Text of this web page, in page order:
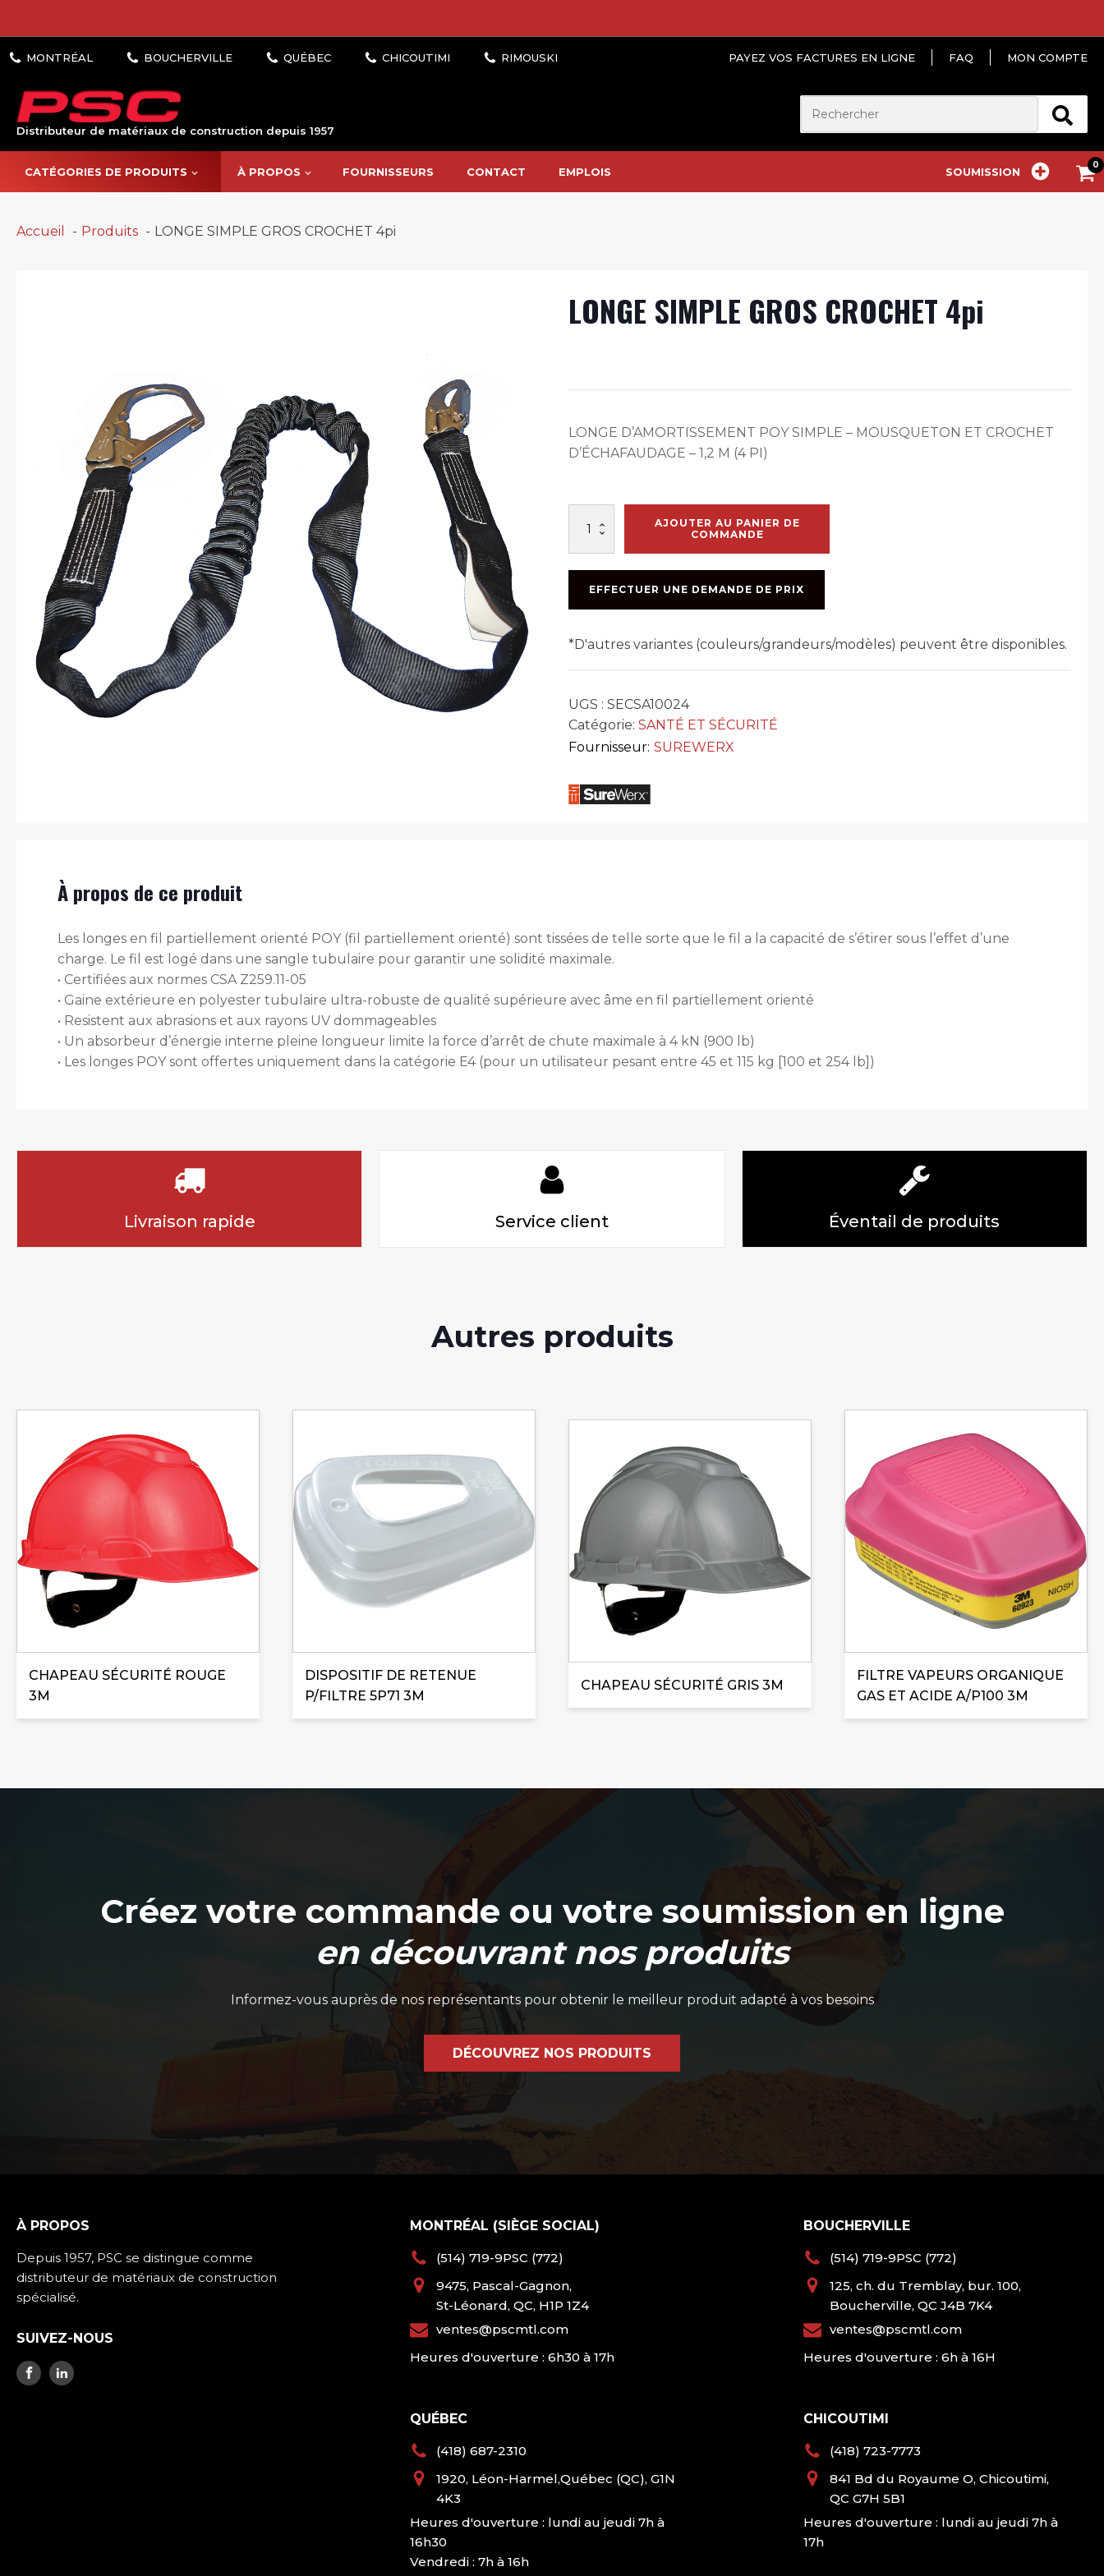
PAYEZ VOS FACTURES EN LIGNE FAQ MON COMPTE
Distributeur de matériaux de construction depuis 1957
CATÉGORIES DE PRODUITS À PROPOS FOURNISSEURS CONTACT EMPLOIS SOUMISSION
Accueil Produits LONGE SIMPLE GROS CROCHET 4pi
LONGE SIMPLE GROS CROCHET 4pi
LONGE D’AMORTISSEMENT POY SIMPLE – MOUSQUETON ET CROCHET
D’ÉCHAFAUDAGE – 1,2 M (4 PI)
CROCHET
4pi
AJOUTER AU PANIER DE
COMMANDE
EFFECTUER UNE DEMANDE DE PRIX
*D'autres variantes (couleurs/grandeurs/modèles) peuvent être disponibles.
UGS : SECSA10024
Catégorie: SANTÉ ET SÉCURITÉ
Fournisseur: SUREWERX
À propos de ce produit
Les longes en fil partiellement orienté POY (fil partiellement orienté) sont tissées de telle sorte que le fil a la capacité de s’étirer sous l’effet d’une
charge. Le fil est logé dans une sangle tubulaire pour garantir une solidité maximale.
• Certifiées aux normes CSA Z259.11-05
• Gaine extérieure en polyester tubulaire ultra-robuste de qualité supérieure avec âme en fil partiellement orienté
• Resistent aux abrasions et aux rayons UV dommageables
• Un absorbeur d’énergie interne pleine longueur limite la force d’arrêt de chute maximale à 4 kN (900 lb)
• Les longes POY sont offertes uniquement dans la catégorie E4 (pour un utilisateur pesant entre 45 et 115 kg [100 et 254 lb])
Livraison rapide Service client Éventail de produits
Autres produits
CHAPEAU SÉCURITÉ ROUGE
3M
DISPOSITIF DE RETENUE
P/FILTRE 5P71 3M
CHAPEAU SÉCURITÉ GRIS 3M
FILTRE VAPEURS ORGANIQUE
GAS ET ACIDE A/P100 3M
Créez votre commande ou votre soumission en ligne
en découvrant nos produits
Informez-vous auprès de nos représentants pour obtenir le meilleur produit adapté à vos besoins
DÉCOUVREZ NOS PRODUITS
À PROPOS
Depuis 1957, PSC se distingue comme
distributeur de matériaux de construction
spécialisé.
SUIVEZ-NOUS
MONTRÉAL (SIÈGE SOCIAL)
(514) 719-9PSC (772)
9475, Pascal-Gagnon,
St-Léonard, QC, H1P 1Z4
ventes@pscmtl.com
Heures d'ouverture : 6h30 à 17h
QUÉBEC
(418) 687-2310
1920, Léon-Harmel,Québec (QC), G1N
4K3
Heures d'ouverture : lundi au jeudi 7h à
16h30
Vendredi : 7h à 16h
BOUCHERVILLE
(514) 719-9PSC (772)
125, ch. du Tremblay, bur. 100,
Boucherville, QC J4B 7K4
ventes@pscmtl.com
Heures d'ouverture : 6h à 16H
CHICOUTIMI
(418) 723-7773
841 Bd du Royaume O, Chicoutimi,
QC G7H 5B1
Heures d'ouverture : lundi au jeudi 7h à
17h